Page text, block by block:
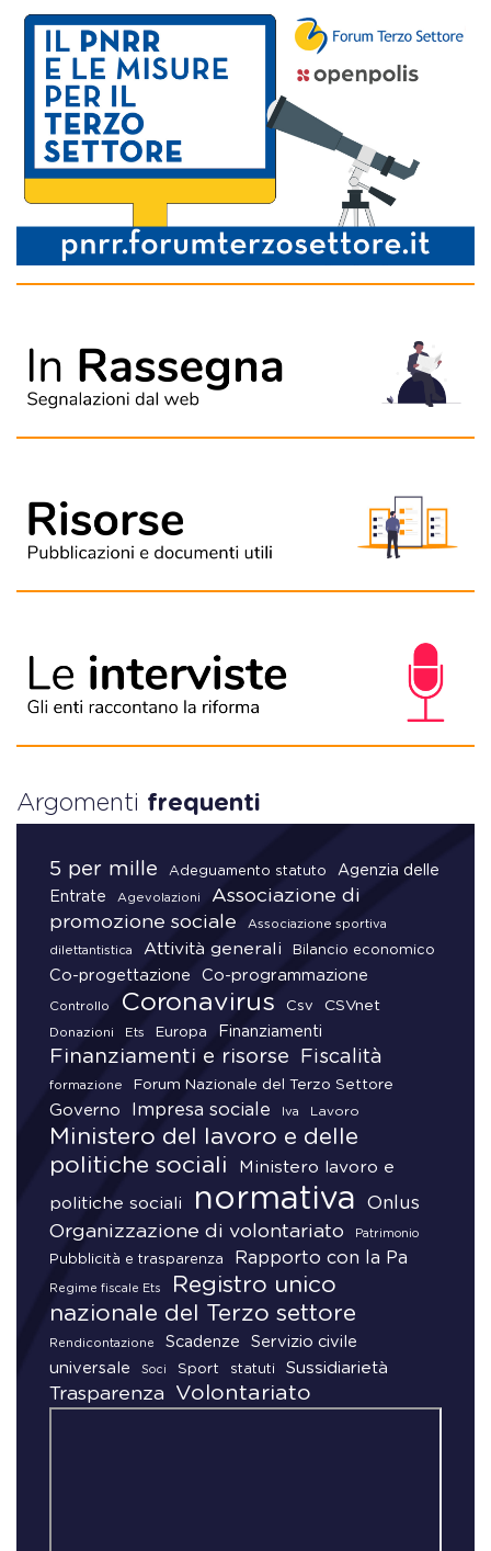
Argomenti frequenti
5 per mille Adeguamento statuto
Agenzia delle
Entrate
Agevolazioni
Associazione di
promozione sociale
Associazione sportiva
dilettantistica Attività generali Bilancio economico
Co-progettazione Co-programmazione
Controllo Coronavirus Csv CSVnet
Donazioni Ets Europa Finanziamenti
Finanziamenti e risorse Fiscalità
formazione Forum Nazionale del Terzo Settore
Governo Impresa sociale Iva Lavoro
Ministero del lavoro e delle
politiche sociali
Ministero lavoro e
politiche sociali normativa Onlus
Organizzazione di volontariato Patrimonio
Pubblicità e trasparenza Rapporto con la Pa
Regime fiscale Ets
Registro unico
nazionale del Terzo settore
Rendicontazione Scadenze
Servizio civile
universale
Soci Sport statuti Sussidiarietà
Trasparenza Volontariato